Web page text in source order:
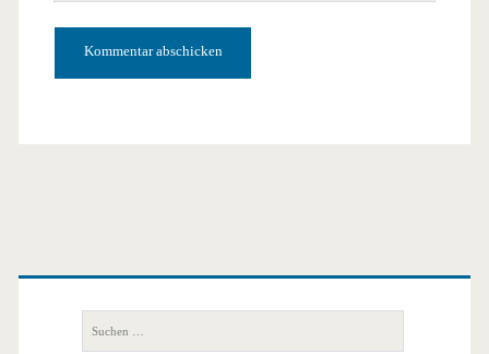
Primäre
Seitenleiste
nach: